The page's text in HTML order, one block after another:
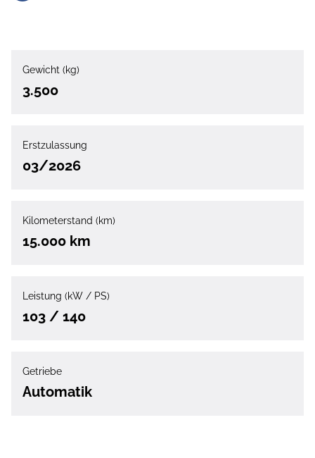
Gewicht (kg)
3.500
Erstzulassung
03/2026
Kilometerstand (km)
15.000 km
Leistung (kW / PS)
103 / 140
Getriebe
Automatik